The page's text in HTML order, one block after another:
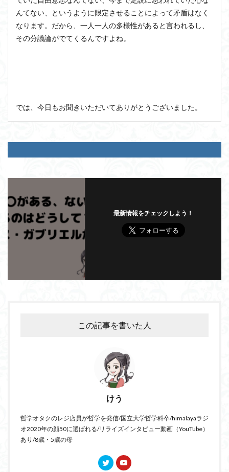
んてない、というように限定させることによって矛盾はなく
なります。だから、一人一人の多様性があると言われるし、
その分議論がでてくるんですよね。
では、今日もお聞きいただいてありがとうございました。
最新情報をチェックしよう！
この記事を書いた人
けう
哲学オタクのレジ店員が哲学を発信/国立大学哲学科卒/himalayaラジ
オ2020年の顔50に選ばれる/リライズインタビュー動画（YouTube）
あり/8歳・5歳の母